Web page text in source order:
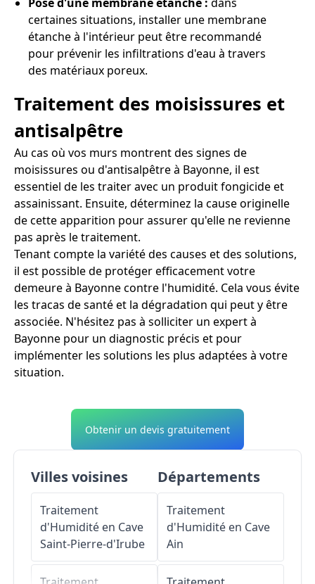
certaines situations, installer une membrane
étanche à l'intérieur peut être recommandé
pour prévenir les infiltrations d'eau à travers
des matériaux poreux.
Traitement des moisissures et
antisalpêtre
Au cas où vos murs montrent des signes de
moisissures ou d'antisalpêtre à Bayonne, il est
essentiel de les traiter avec un produit fongicide et
assainissant. Ensuite, déterminez la cause originelle
de cette apparition pour assurer qu'elle ne revienne
pas après le traitement.
Tenant compte la variété des causes et des solutions,
il est possible de protéger efficacement votre
demeure à Bayonne contre l'humidité. Cela vous évite
les tracas de santé et la dégradation qui peut y être
associée. N'hésitez pas à solliciter un expert à
Bayonne pour un diagnostic précis et pour
implémenter les solutions les plus adaptées à votre
situation.
Obtenir un devis gratuitement
Villes voisines
Traitement
d'Humidité en Cave
Saint-Pierre-d'Irube
Départements
Traitement
d'Humidité en Cave
Ain